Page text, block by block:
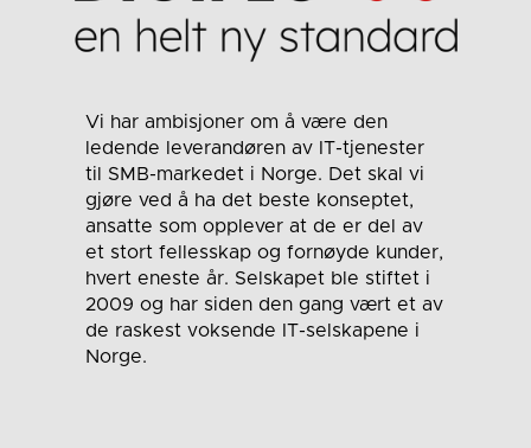
Vi har ambisjoner om å være den
ledende leverandøren av IT-tjenester
til SMB-markedet i Norge. Det skal vi
gjøre ved å ha det beste konseptet,
ansatte som opplever at de er del av
et stort fellesskap og fornøyde kunder,
hvert eneste år. Selskapet ble stiftet i
2009 og har siden den gang vært et av
de raskest voksende IT-selskapene i
Norge.